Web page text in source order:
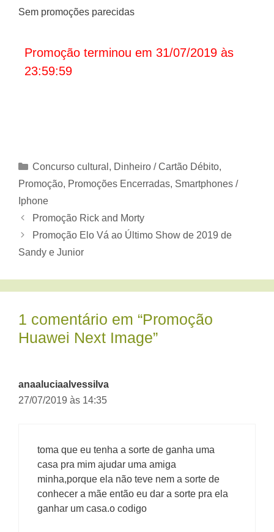
Sem promoções parecidas
Promoção terminou em 31/07/2019 às
23:59:59
Categorias
Concurso cultural , Dinheiro / Cartão Débito,
Promoção, Promoções Encerradas, Smartphones /
Iphone
Promoção Rick and Morty
Promoção Elo Vá ao Último Show de 2019 de
Sandy e Junior
1 comentário em “Promoção
Huawei Next Image”
anaaluciaalvessilva
27/07/2019 às 14:35
toma que eu tenha a sorte de ganha uma
casa pra mim ajudar uma amiga
minha,porque ela não teve nem a sorte de
conhecer a mãe então eu dar a sorte pra ela
ganhar um casa.o codigo